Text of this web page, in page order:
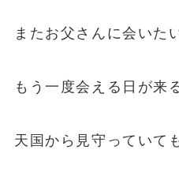
またお父さんに会いた
もう一度会える日が来
天国から見守っていて